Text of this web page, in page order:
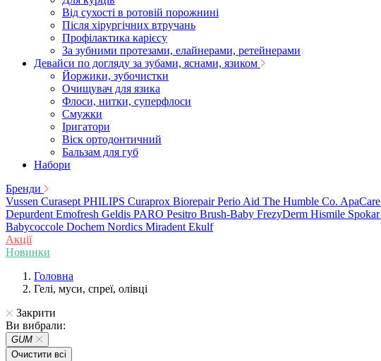
Від сухості в ротовій порожнині
Після хірургічних втручань
Профілактика карієсу
За зубними протезами, елайнерами, ретейнерами
Девайси по догляду за зубами, яснами, язиком
Йоржики, зубочистки
Очищувач для язика
Флоси, нитки, суперфлоси
Смужки
Іригатори
Віск ортодонтичний
Бальзам для губ
Набори
Бренди
Vussen Curasept PHILIPS Curaprox Biorepair Perio Aid The Humble Co. ApaCare
Depurdent Emofresh Geldis PARO Pesitro Brush-Baby FrezyDerm Hismile Spokar
Babycoccole Dochem Nordics Miradent Ekulf
Акції
Новинки
Головна
Гелі, муси, спреї, олівці
Закрити
Ви вибрали:
GUM
Очистити всі